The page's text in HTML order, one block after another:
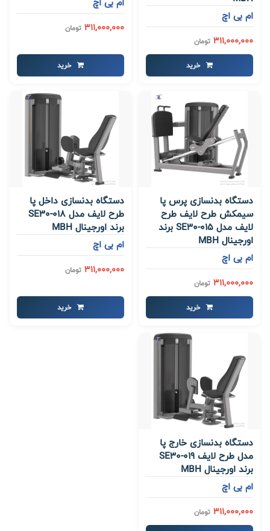
ام بی اچ
311,000,000 تومان
خرید
311,000,000 تومان
خرید
دستگاه بدنسازی پرس پا
سیمکش طرح لایف طرح
لایف مدل SE30-015 برند
اورجینال MBH
ام بی اچ
311,000,000 تومان
خرید
دستگاه بدنسازی داخل پا
طرح لایف مدل SE30-018
برند اورجینال MBH
ام بی اچ
311,000,000 تومان
خرید
دستگاه بدنسازی خارج پا
مدل طرح لایف SE30-019
برند اورجینال MBH
ام بی اچ
311,000,000 تومان